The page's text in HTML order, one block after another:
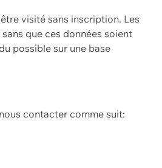
visité sans inscription. Les
que ces données soient
possible sur une base
contacter comme suit: